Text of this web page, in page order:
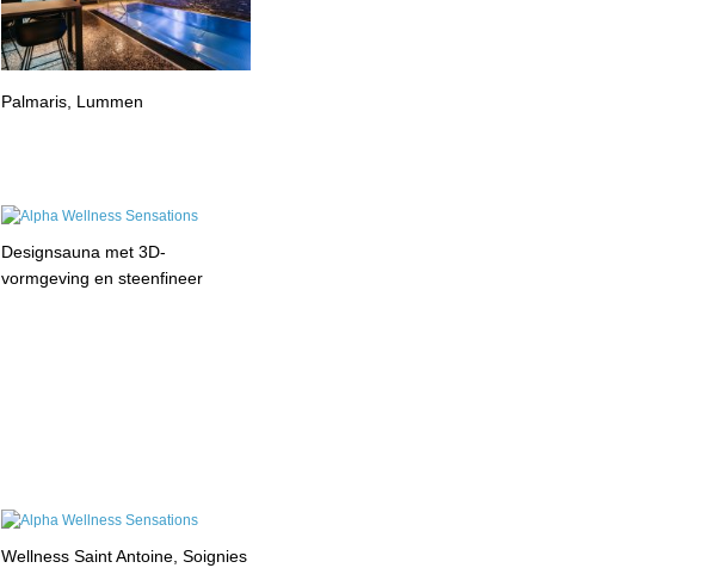
Palmaris, Lummen
Designsauna met 3D-
vormgeving en steenfineer
Wellness Saint Antoine, Soignies